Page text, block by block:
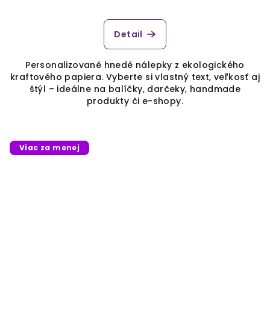
Detail
Personalizované hnedé nálepky z ekologického
kraftového papiera. Vyberte si vlastný text, veľkosť aj
štýl – ideálne na balíčky, darčeky, handmade
produkty či e-shopy.
Viac za menej